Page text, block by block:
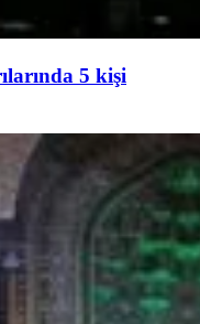
5 kişi